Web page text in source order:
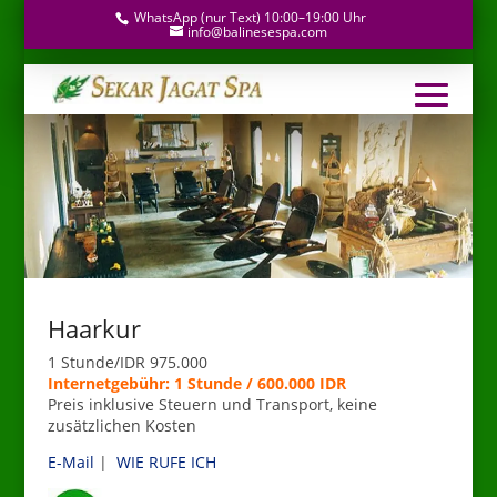
WhatsApp (nur Text) 10:00–19:00 Uhr
info@balinesespa.com
Haarkur
1 Stunde/IDR 975.000
Internetgebühr: 1 Stunde / 600.000 IDR
Preis inklusive Steuern und Transport, keine
zusätzlichen Kosten
E-Mail | WIE RUFE ICH